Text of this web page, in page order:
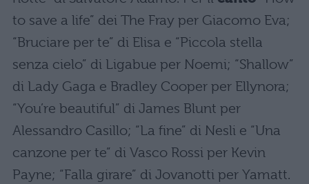
to save a life” dei The Fray per Giacomo Eva;
“Bruciare per te” di Elisa e “Piccola stella
senza cielo” di Ligabue per Noemi; “Shallow”
di Lady Gaga e Bradley Cooper per Ellynora;
“You’re beautiful” di James Blunt per
Alessandro Casillo; “La fine” di Nesli e “Una
canzone per te” di Vasco Rossi per Kevin
Payne; “Falla girare” di Jovanotti per Yamatt.